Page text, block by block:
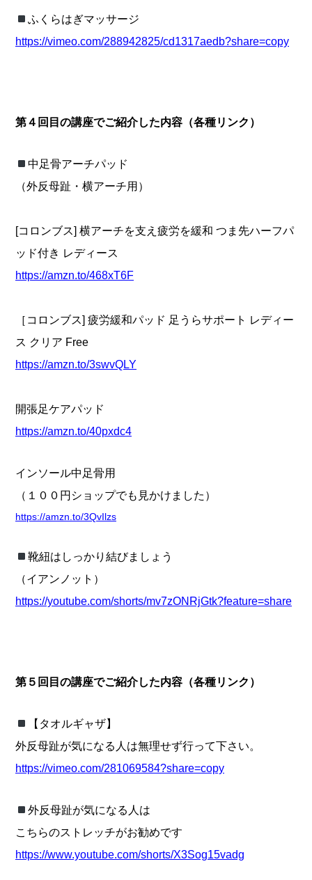
ふくらはぎマッサージ
https://vimeo.com/288942825/cd1317aedb?share=copy
第４回目の講座でご紹介した内容（各種リンク）
中足骨アーチパッド
（外反母趾・横アーチ用）
[コロンブス] 横アーチを支え疲労を緩和 つま先ハーフパ
ッド付き レディース
https://amzn.to/468xT6F
［コロンブス] 疲労緩和パッド 足うらサポート レディー
ス クリア Free
https://amzn.to/3swvQLY
開張足ケアパッド
https://amzn.to/40pxdc4
インソール中足骨用
（１００円ショップでも見かけました）
https://amzn.to/3QvIlzs
靴紐はしっかり結びましょう
（イアンノット）
https://youtube.com/shorts/mv7zONRjGtk?feature=share
第５回目の講座でご紹介した内容（各種リンク）
【タオルギャザ】
外反母趾が気になる人は無理せず行って下さい。
https://vimeo.com/281069584?share=copy
外反母趾が気になる人は
こちらのストレッチがお勧めです
https://www.youtube.com/shorts/X3Sog15vadg